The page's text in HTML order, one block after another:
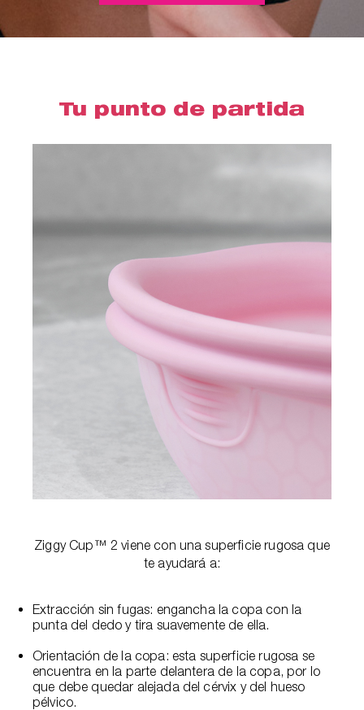
Tu punto de partida
Ziggy Cup™ 2 viene con una superficie rugosa que
te ayudará a:
Extracción sin fugas: engancha la copa con la
punta del dedo y tira suavemente de ella.
Orientación de la copa: esta superficie rugosa se
encuentra en la parte delantera de la copa, por lo
que debe quedar alejada del cérvix y del hueso
pélvico.